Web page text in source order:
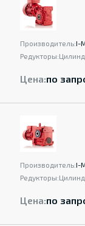
Производитель:I-
Редукторы:
Цена:по
Производитель:I-
Редукторы:
Цена:по